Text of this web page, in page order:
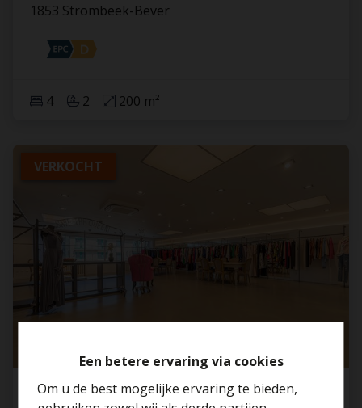
Een betere ervaring via cookies
Om u de best mogelijke ervaring te bieden,
1853 Strombeek-Bever
4 2 200 m²
VERKOCHT
Commerciële ruimte met bureauruimte te